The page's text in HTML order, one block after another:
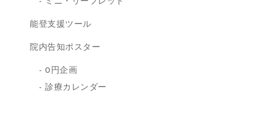
能登支援ツール
院内告知ポスター
0円企画
診療カレンダー